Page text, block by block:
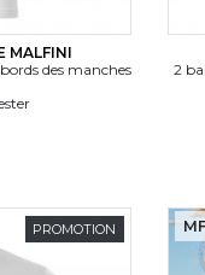
MALFINI
des manches
2
PROMOTION